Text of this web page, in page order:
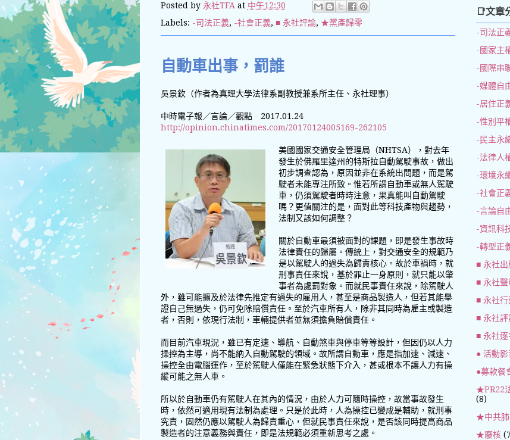
Posted by 永社TFA at 中午12:30
Labels: -司法正義, -社會正義, ■ 永社評論, ★黨產歸零
自動車出事，罰誰
吳景欽（作者為真理大學法律系副教授兼系所主任、永社理事）
中時電子報／言論／觀點 2017.01.24
http://opinion.chinatimes.com/20170124005169-262105
美國國家交通安全管理局（NHTSA），對去年
發生於佛羅里達州的特斯拉自動駕駛事故，做出
初步調查認為，原因並非在系統出問題，而是駕
駛者未能專注所致。惟若所謂自動車或無人駕駛
車，仍須駕駛者時時注意，果真能叫自動駕駛
嗎？更值關注的是，面對此等科技產物與趨勢，
法制又該如何調整？
關於自動車最須被面對的課題，即是發生事故時
法律責任的歸屬。傳統上，對交通安全的規範乃
是以駕駛人的過失為歸責核心。故於車禍時，就
刑事責任來說，基於罪止一身原則，就只能以肇
事者為處罰對象。而就民事責任來說，除駕駛人
外，雖可能擴及於法律先推定有過失的雇用人，甚至是商品製造人，但若其能舉
證自己無過失，仍可免除賠償責任。至於汽車所有人，除非其同時為雇主或製造
者，否則，依現行法制，車輛提供者並無須擔負賠償責任。
而目前汽車現況，雖已有定速、導航、自動煞車與停車等等設計，但因仍以人力
操控為主導，尚不能納入自動駕駛的領域。故所謂自動車，應是指加速、減速、
操控全由電腦運作，至於駕駛人僅能在緊急狀態下介入，甚或根本不讓人力有操
縱可能之無人車。
所以於自動車仍有駕駛人在其內的情況，由於人力可隨時操控，故當事故發生
時，依然可適用現有法制為處理。只是於此時，人為操控已變成是輔助，就刑事
究責，固然仍應以駕駛人為歸責重心，但就民事責任來說，是否該同時提高商品
製造者的注意義務與責任，即是法規範必須重新思考之處。
📑文章
-司法正
-國家主
-國際串
-媒體自
-居住正
-性別平
-民主永
-法律人
-環境永
-社會正
-言論自
-資訊科
-轉型正
■ 永社出
■ 永社聲
■ 永社行
■ 永社評
■ 永社逐
● 活動影
●募款餐
★PR22
(8)
★中共肺
★廢核